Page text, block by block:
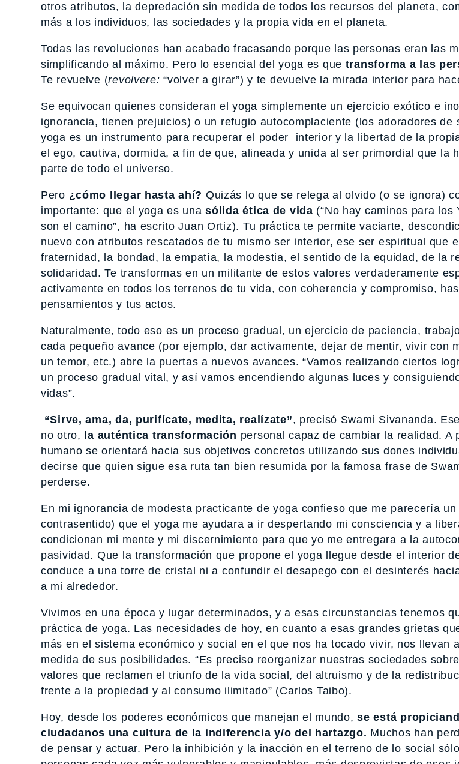
otros atributos, la depredación sin medida de todos los recursos del planeta,
más a los individuos, las sociedades y la propia vida en el planeta.
Todas las revoluciones han acabado fracasando porque las personas eran las
simplificando al máximo. Pero lo esencial del yoga es que transforma a las
Te revuelve (revolvere: “volver a girar”) y te devuelve la mirada interior para
Se equivocan quienes consideran el yoga simplemente un ejercicio exótico e
ignorancia, tienen prejuicios) o un refugio autocomplaciente (los adoradores de
yoga es un instrumento para recuperar el poder interior y la libertad de la
el ego, cautiva, dormida, a fin de que, alineada y unida al ser primordial que la
parte de todo el universo.
Pero ¿cómo llegar hasta ahí? Quizás lo que se relega al olvido (o se ignora)
importante: que el yoga es unasólida ética de vida (“No hay caminos para los
son el camino”, ha escrito Juan Ortiz). Tu práctica te permite vaciarte,
nuevo con atributos rescatados de tu mismo ser interior, ese ser espiritual que
fraternidad, la bondad, la empatía, la modestia, el sentido de la equidad, de la
solidaridad. Te transformas en un militante de estos valores verdaderamente
activamente en todos los terrenos de tu vida, con coherencia y compromiso,
pensamientos y tus actos.
Naturalmente, todo eso es un proceso gradual, un ejercicio de paciencia,
cada pequeño avance (por ejemplo, dar activamente, dejar de mentir, vivir con
un temor, etc.) abre la puertas a nuevos avances. “Vamos realizando ciertos
un proceso gradual vital, y así vamos encendiendo algunas luces y
vidas”.
“Sirve, ama, da, purifícate, medita, realízate”, precisó Swami Sivananda.
no otro,
la auténtica transformación personal capaz de cambiar la realidad. A
humano se orientará hacia sus objetivos concretos utilizando sus dones
decirse que quien sigue esa ruta tan bien resumida por la famosa frase de
perderse.
En mi ignorancia de modesta practicante de yoga confieso que me parecería
contrasentido) que el yoga me ayudara a ir despertando mi consciencia y a
condicionan mi mente y mi discernimiento para que yo me entregara a la
pasividad. Que la transformación que propone el yoga llegue desde el interior
conduce a una torre de cristal ni a confundir el desapego con el desinterés
a mi alrededor.
Vivimos en una época y lugar determinados, y a esas circunstancias tenemos
práctica de yoga. Las necesidades de hoy, en cuanto a esas grandes grietas
más en el sistema económico y social en el que nos ha tocado vivir, nos llevan
medida de sus posibilidades. “Es preciso reorganizar nuestras sociedades
valores que reclamen el triunfo de la vida social, del altruismo y de la
frente a la propiedad y al consumo ilimitado” (Carlos Taibo).
Hoy, desde los poderes económicos que manejan el mundo, se está
ciudadanos una cultura de la indiferencia y/o del hartazgo. Muchos han
de pensar y actuar. Pero la inhibición y la inacción en el terreno de lo social